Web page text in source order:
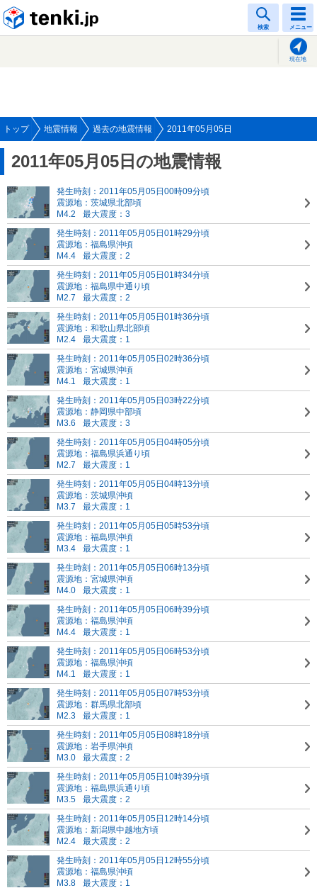
検索 メニュー
現在地
トップ 地震情報 過去の地震情報 2011年05月05日
2011年05月05日の地震情報
発生時刻：2011年05月05日00時09分頃
震源地：茨城県北部頃
M4.2
最大震度：3
発生時刻：2011年05月05日01時29分頃
震源地：福島県沖頃
M4.4
最大震度：2
発生時刻：2011年05月05日01時34分頃
震源地：福島県中通り頃
M2.7
最大震度：2
発生時刻：2011年05月05日01時36分頃
震源地：和歌山県北部頃
M2.4
最大震度：1
発生時刻：2011年05月05日02時36分頃
震源地：宮城県沖頃
M4.1
最大震度：1
発生時刻：2011年05月05日03時22分頃
震源地：静岡県中部頃
M3.6
最大震度：3
発生時刻：2011年05月05日04時05分頃
震源地：福島県浜通り頃
M2.7
最大震度：1
発生時刻：2011年05月05日04時13分頃
震源地：茨城県沖頃
M3.7
最大震度：1
発生時刻：2011年05月05日05時53分頃
震源地：福島県沖頃
M3.4
最大震度：1
発生時刻：2011年05月05日06時13分頃
震源地：宮城県沖頃
M4.0
最大震度：1
発生時刻：2011年05月05日06時39分頃
震源地：福島県沖頃
M4.4
最大震度：1
発生時刻：2011年05月05日06時53分頃
震源地：福島県沖頃
M4.1
最大震度：1
発生時刻：2011年05月05日07時53分頃
震源地：群馬県北部頃
M2.3
最大震度：1
発生時刻：2011年05月05日08時18分頃
震源地：岩手県沖頃
M3.0
最大震度：2
発生時刻：2011年05月05日10時39分頃
震源地：福島県浜通り頃
M3.5
最大震度：2
発生時刻：2011年05月05日12時14分頃
震源地：新潟県中越地方頃
M2.4
最大震度：2
発生時刻：2011年05月05日12時55分頃
震源地：福島県沖頃
M3.8
最大震度：1